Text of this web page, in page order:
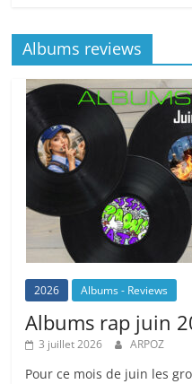
Albums reviews
2026 Albums - Reviews
Albums rap juin
3 juillet 2026 ARPOZ
Pour ce mois de juin les